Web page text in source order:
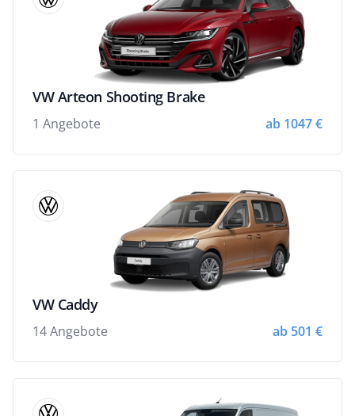
VW Arteon Shooting Brake
1 Angebote ab 1047 €
VW Caddy
14 Angebote ab 501 €